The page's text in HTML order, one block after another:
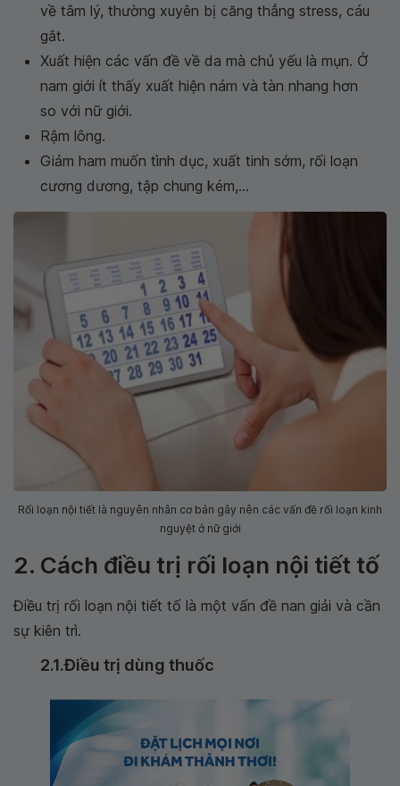
về tâm lý, thường xuyên bị căng thẳng stress, cáu
gắt.
Xuất hiện các vấn đề về da mà chủ yếu là mụn. Ở
nam giới ít thấy xuất hiện nám và tàn nhang hơn
so với nữ giới.
Rậm lông.
Giảm ham muốn tình dục, xuất tinh sớm, rối loạn
cương dương, tập chung kém,...
Rối loạn nội tiết là nguyên nhân cơ bản gây nên các vấn đề rối loạn kinh
nguyệt ở nữ giới
2. Cách điều trị rối loạn nội tiết tố
Điều trị rối loạn nội tiết tố là một vấn đề nan giải và cần
sự kiên trì.
2.1.Điều trị dùng thuốc